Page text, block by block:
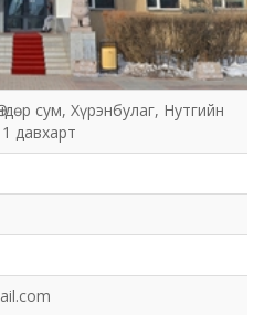
сум, Хүрэнбулаг, Нутгийн
давхарт